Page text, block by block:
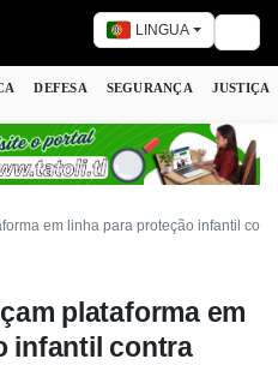
LINGUA
DEFESA SEGURANÇA JUSTIÇA
em linha para proteção infantil
plataforma em
infantil contra